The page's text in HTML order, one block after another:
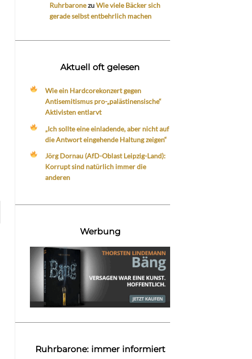
RuhrbaronezuWie viele Bäcker sich
gerade selbst entbehrlich machen
Aktuell oft gelesen
Wie ein Hardcorekonzert gegen
Antisemitismus pro-„palästinensische“
Aktivisten entlarvt
„Ich sollte eine einladende, aber nicht auf
die Antwort eingehende Haltung zeigen“
Jörg Dornau (AfD-Oblast Leipzig-Land):
Korrupt sind natürlich immer die
anderen
Werbung
Ruhrbarone: immer informiert